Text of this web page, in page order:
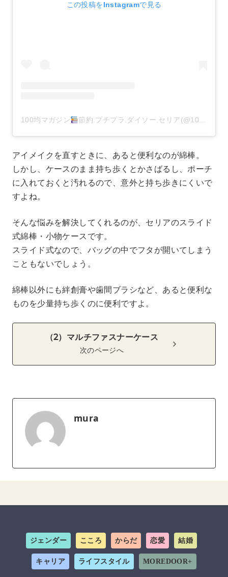
この投稿をInstagramで見る
100均マガジン 節約.プチプラ.ダイソー.セリア(@100kin_mag)がシェアした投稿
アイメイクを直すときに、あると便利なのが綿棒。
しかし、ケースのまま持ち歩くとかさばるし、ポーチ
に入れておくと汚れるので、意外と持ち歩きにくいで
すよね。
そんな悩みを解決してくれるのが、セリアのスライド
式綿棒・小物ケースです。
スライド式なので、バッグの中でフタが開いてしまう
こともないでしょう。
綿棒以外にも絆創膏や歯間ブラシなど、あると便利な
ものを少量持ち歩くのに便利ですよ。
（2）マルチファスナーケース
次のページへ
mura
ジェンダー こころ からだ 恋愛 結婚
キャリア ライフスタイル MOREDOOR+